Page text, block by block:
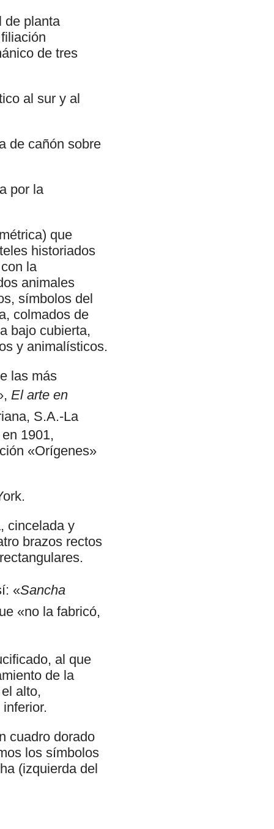
de planta
de tres
al sur y al
de cañón sobre
por la
que
historiados
la
animales
símbolos del
colmados de
bajo cubierta,
y animalísticos.
las más
El arte en
S.A.-La
1901,
«Orígenes»
cincelada y
brazos rectos
«Sancha
«no la fabricó,
al que
de la
alto,
cuadro dorado
los símbolos
(izquierda del